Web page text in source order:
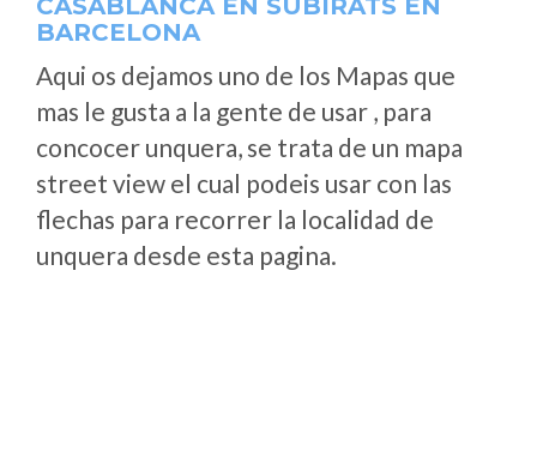
CASABLANCA EN SUBIRATS EN
BARCELONA
Aqui os dejamos uno de los Mapas que
mas le gusta a la gente de usar , para
concocer unquera, se trata de un mapa
street view el cual podeis usar con las
flechas para recorrer la localidad de
unquera desde esta pagina.